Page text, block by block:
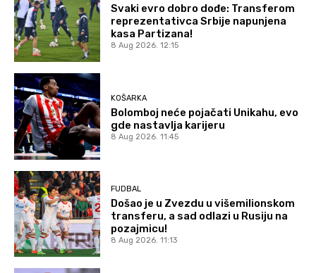
Svaki evro dobro dođe: Transferom
reprezentativca Srbije napunjena
kasa Partizana!
8 Aug 2026. 12:15
KOŠARKA
Bolomboj neće pojačati Unikahu, evo
gde nastavlja karijeru
8 Aug 2026. 11:45
FUDBAL
Došao je u Zvezdu u višemilionskom
transferu, a sad odlazi u Rusiju na
pozajmicu!
8 Aug 2026. 11:13